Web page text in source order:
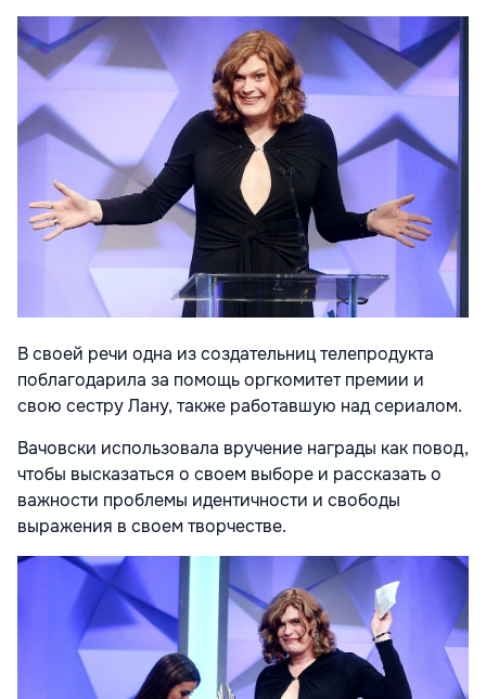
В своей речи одна из создательниц телепродукта
поблагодарила за помощь оргкомитет премии и
свою сестру Лану, также работавшую над сериалом.
Вачовски использовала вручение награды как повод,
чтобы высказаться о своем выборе и рассказать о
важности проблемы идентичности и свободы
выражения в своем творчестве.